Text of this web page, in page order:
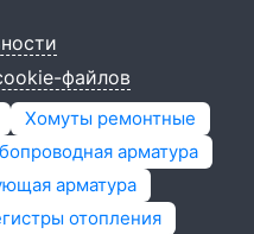
файлов
Хомуты ремонтные
арматура
арматура
отопления